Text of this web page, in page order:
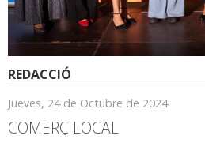
REDACCIÓ
Jueves, 24 de Octubre de 2024
COMERÇ LOCAL